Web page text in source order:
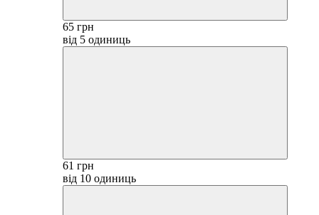
65 грн
від 5 одиниць
61 грн
від 10 одиниць